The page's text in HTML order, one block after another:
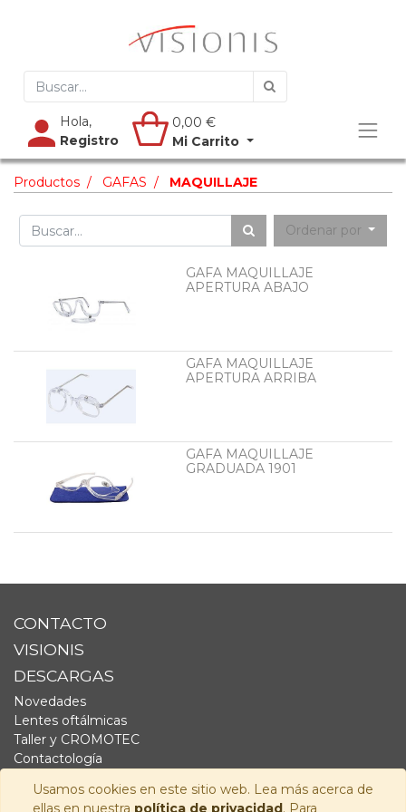
Usamos cookies en este sitio web. Lea más acerca de
ellas en nuestra política de privacidad. Para
Hola,
Registro
0,00 €
Mi Carrito
Productos GAFAS MAQUILLAJE
Ordenar por
GAFA MAQUILLAJE
APERTURA ABAJO
GAFA MAQUILLAJE
APERTURA ARRIBA
GAFA MAQUILLAJE
GRADUADA 1901
CONTACTO
VISIONIS
DESCARGAS
Novedades
Lentes oftálmicas
Taller y CROMOTEC
Contactología
Fornitura